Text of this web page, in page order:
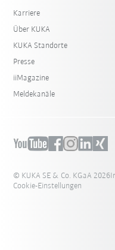
Karriere
Über KUKA
KUKA Standorte
Presse
iiMagazine
Meldekanäle
© KUKA SE & Co. KGaA 2026
Cookie-Einstellungen